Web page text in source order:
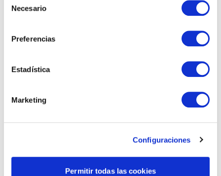
Necesario
Preferencias
Estadística
Marketing
Configuraciones
Permitir todas las cookies